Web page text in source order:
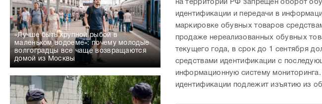
«Лучше быть крупной рыбой в
маленьком водоеме»: почему молодые
волгоградцы все чаще возвращаются
домой из Москвы
на территории РФ запрещен оборот
идентификации и передачи в
маркировке обувных товаров
продаже нереализованных обувных
текущего года, в срок до 1 сентября
средствами идентификации с
информационную систему
идентификации подлежит изъятию из